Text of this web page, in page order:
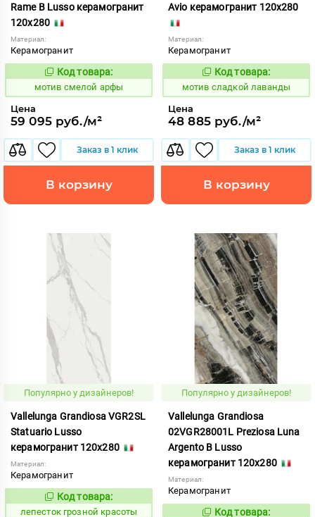
Rame B Lusso керамогранит
120x280
Материал:
Керамогранит
1042751
Код товара:
мотив смелой арфы
Цена
59 095 руб./м²
Заказ в 1 клик
В корзину
Avio керамогранит 120x280
Материал:
Керамогранит
1042666
Код товара:
мотив сладкой лаванды
Цена
48 885 руб./м²
Заказ в 1 клик
В корзину
Популярно у дизайнеров!
Vallelunga Grandiosa VGR2SL
Statuario Lusso
керамогранит 120x280
Материал:
Керамогранит
862165
Код товара:
лепесток грозной красоты
Популярно у дизайнеров!
Vallelunga Grandiosa
02VGR28001L Preziosa Luna
Argento B Lusso
керамогранит 120x280
Материал:
Керамогранит
Код товара: